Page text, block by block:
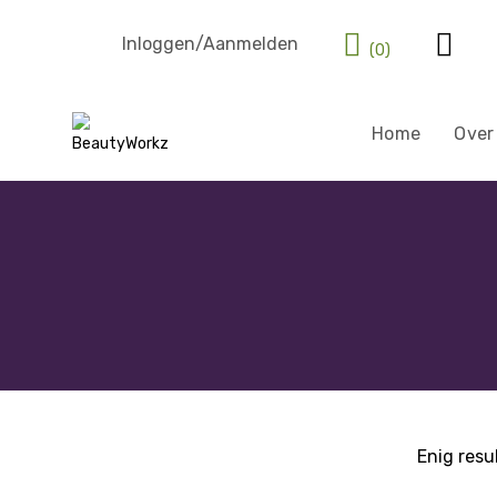
Home
Inloggen/Aanmelden (0)
Enig